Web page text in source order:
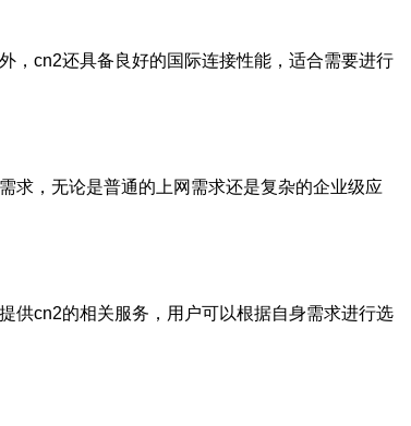
，cn2还具备良好的国际连接性能，适合需要进行
求，无论是普通的上网需求还是复杂的企业级应
供cn2的相关服务，用户可以根据自身需求进行选